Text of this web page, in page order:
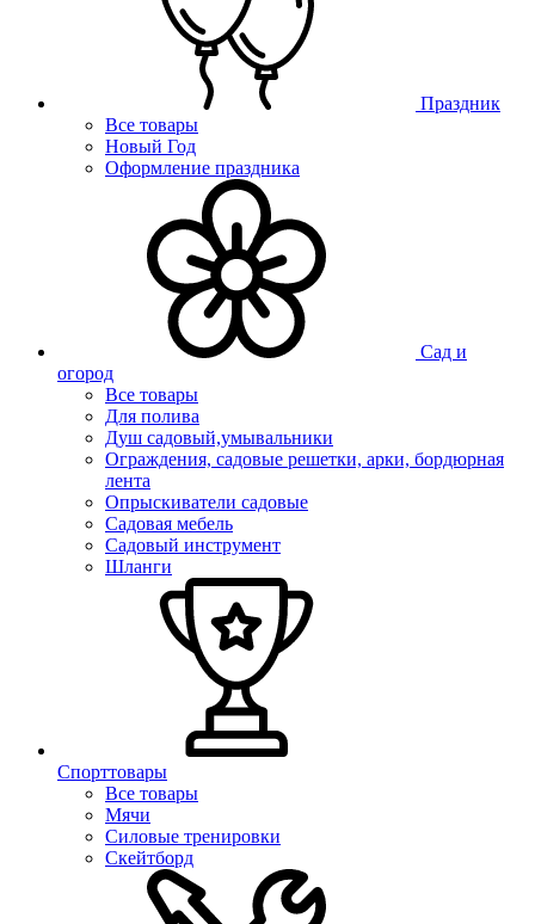
Праздник
Все товары
Новый Год
Оформление праздника
Сад и
огород
Все товары
Для полива
Душ садовый,умывальники
Ограждения, садовые решетки, арки, бордюрная
лента
Опрыскиватели садовые
Садовая мебель
Садовый инструмент
Шланги
Спорттовары
Все товары
Мячи
Силовые тренировки
Скейтборд